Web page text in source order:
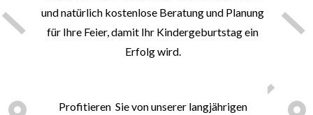
und natürlich kostenlose Beratung und Planung
für Ihre Feier, damit Ihr Kindergeburtstag ein
Erfolg wird.
Profitieren Sie von unserer langjährigen